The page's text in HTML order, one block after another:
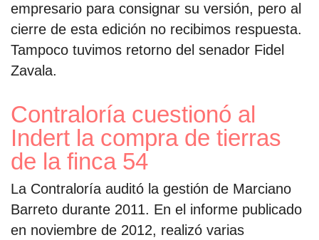
empresario para consignar su versión, pero al
cierre de esta edición no recibimos respuesta.
Tampoco tuvimos retorno del senador Fidel
Zavala.
Contraloría cuestionó al
Indert la compra de tierras
de la finca 54
La Contraloría auditó la gestión de Marciano
Barreto durante 2011. En el informe publicado
en noviembre de 2012, realizó varias